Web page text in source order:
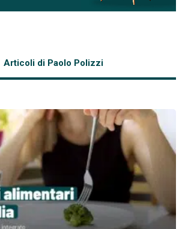
Articoli di Paolo Polizzi